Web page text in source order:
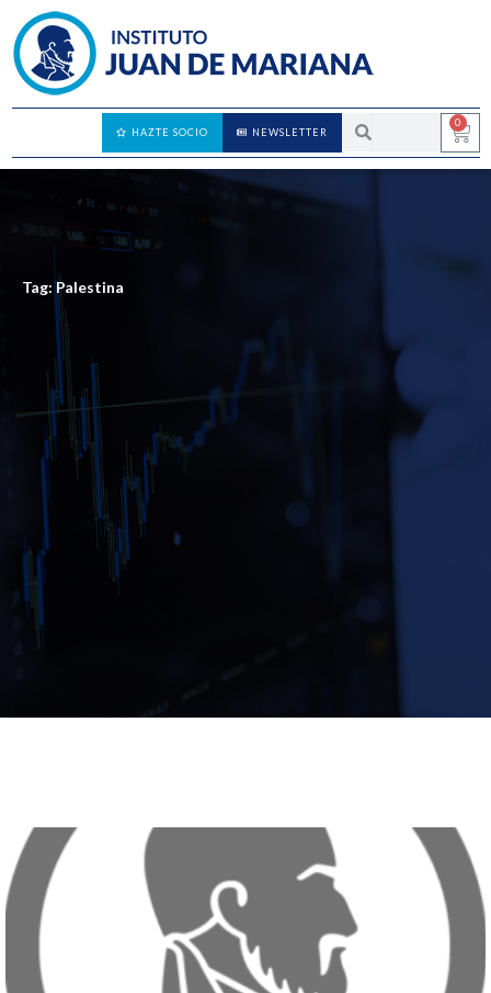
0
NEWSLETTER
HAZTE SOCIO
Tag: Palestina